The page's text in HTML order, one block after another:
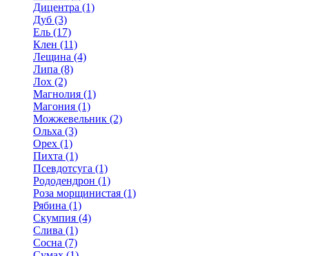
Дицентра (1)
Дуб (3)
Ель (17)
Клен (11)
Лещина (4)
Липа (8)
Лох (2)
Магнолия (1)
Магония (1)
Можжевельник (2)
Ольха (3)
Орех (1)
Пихта (1)
Псевдотсуга (1)
Рододендрон (1)
Роза морщинистая (1)
Рябина (1)
Скумпия (4)
Слива (1)
Сосна (7)